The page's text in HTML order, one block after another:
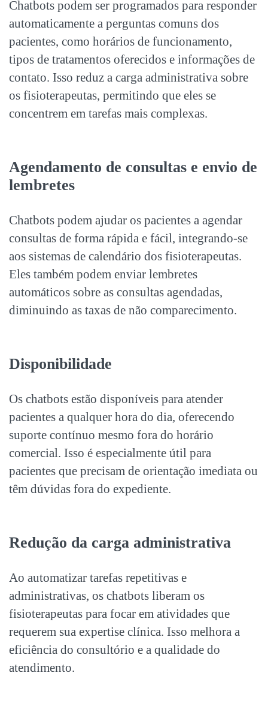
Chatbots podem ser programados para responder
automaticamente a perguntas comuns dos
pacientes, como horários de funcionamento,
tipos de tratamentos oferecidos e informações de
contato. Isso reduz a carga administrativa sobre
os fisioterapeutas, permitindo que eles se
concentrem em tarefas mais complexas.
Agendamento de consultas e envio de
lembretes
Chatbots podem ajudar os pacientes a agendar
consultas de forma rápida e fácil, integrando-se
aos sistemas de calendário dos fisioterapeutas.
Eles também podem enviar lembretes
automáticos sobre as consultas agendadas,
diminuindo as taxas de não comparecimento.
Disponibilidade
Os chatbots estão disponíveis para atender
pacientes a qualquer hora do dia, oferecendo
suporte contínuo mesmo fora do horário
comercial. Isso é especialmente útil para
pacientes que precisam de orientação imediata ou
têm dúvidas fora do expediente.
Redução da carga administrativa
Ao automatizar tarefas repetitivas e
administrativas, os chatbots liberam os
fisioterapeutas para focar em atividades que
requerem sua expertise clínica. Isso melhora a
eficiência do consultório e a qualidade do
atendimento.